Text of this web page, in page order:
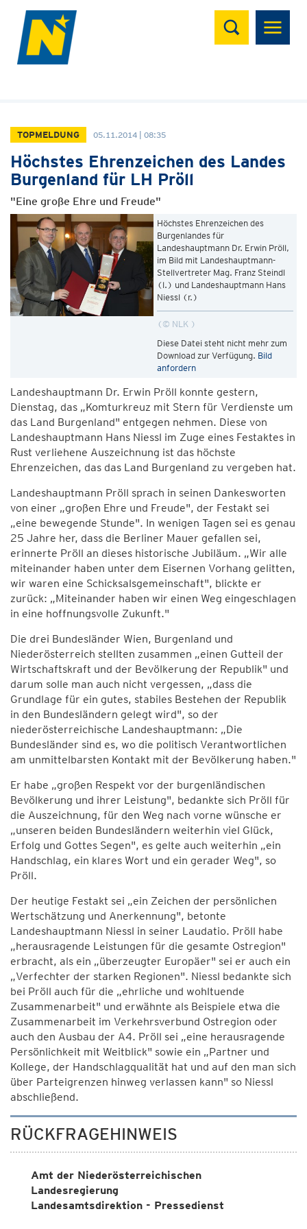
Suchen
TOPMELDUNG 05.11.2014 | 08:35
Höchstes Ehrenzeichen des Landes
Burgenland für LH Pröll
"Eine große Ehre und Freude"
Höchstes Ehrenzeichen des
Burgenlandes für
Landeshauptmann Dr. Erwin Pröll,
im Bild mit Landeshauptmann-
Stellvertreter Mag. Franz Steindl
(l.) und Landeshauptmann Hans
Niessl (r.)
© NLK
Diese Datei steht nicht mehr zum
Download zur Verfügung. Bild
anfordern
Landeshauptmann Dr. Erwin Pröll konnte gestern,
Dienstag, das „Komturkreuz mit Stern für Verdienste um
das Land Burgenland" entgegen nehmen. Diese von
Landeshauptmann Hans Niessl im Zuge eines Festaktes in
Rust verliehene Auszeichnung ist das höchste
Ehrenzeichen, das das Land Burgenland zu vergeben hat.
Landeshauptmann Pröll sprach in seinen Dankesworten
von einer „großen Ehre und Freude", der Festakt sei
„eine bewegende Stunde". In wenigen Tagen sei es genau
25 Jahre her, dass die Berliner Mauer gefallen sei,
erinnerte Pröll an dieses historische Jubiläum. „Wir alle
miteinander haben unter dem Eisernen Vorhang gelitten,
wir waren eine Schicksalsgemeinschaft", blickte er
zurück: „Miteinander haben wir einen Weg eingeschlagen
in eine hoffnungsvolle Zukunft."
Die drei Bundesländer Wien, Burgenland und
Niederösterreich stellten zusammen „einen Gutteil der
Wirtschaftskraft und der Bevölkerung der Republik" und
darum solle man auch nicht vergessen, „dass die
Grundlage für ein gutes, stabiles Bestehen der Republik
in den Bundesländern gelegt wird", so der
niederösterreichische Landeshauptmann: „Die
Bundesländer sind es, wo die politisch Verantwortlichen
am unmittelbarsten Kontakt mit der Bevölkerung haben."
Er habe „großen Respekt vor der burgenländischen
Bevölkerung und ihrer Leistung", bedankte sich Pröll für
die Auszeichnung, für den Weg nach vorne wünsche er
„unseren beiden Bundesländern weiterhin viel Glück,
Erfolg und Gottes Segen", es gelte auch weiterhin „ein
Handschlag, ein klares Wort und ein gerader Weg", so
Pröll.
Der heutige Festakt sei „ein Zeichen der persönlichen
Wertschätzung und Anerkennung", betonte
Landeshauptmann Niessl in seiner Laudatio. Pröll habe
„herausragende Leistungen für die gesamte Ostregion"
erbracht, als ein „überzeugter Europäer" sei er auch ein
„Verfechter der starken Regionen". Niessl bedankte sich
bei Pröll auch für die „ehrliche und wohltuende
Zusammenarbeit" und erwähnte als Beispiele etwa die
Zusammenarbeit im Verkehrsverbund Ostregion oder
auch den Ausbau der A4. Pröll sei „eine herausragende
Persönlichkeit mit Weitblick" sowie ein „Partner und
Kollege, der Handschlagqualität hat und auf den man sich
über Parteigrenzen hinweg verlassen kann" so Niessl
abschließend.
RÜCKFRAGEHINWEIS
Amt der Niederösterreichischen
Landesregierung
Landesamtsdirektion - Pressedienst